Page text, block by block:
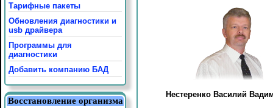
Тарифные пакеты
Обновления диагностики и
usb драйвера
Программы для
диагностики
Добавить компанию БАД
Восстановление организма
Нестеренко Василий